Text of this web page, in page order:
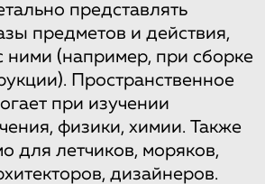
представлять
предметов и действия,
(например, при сборке
Пространственное
при изучении
физики, химии. Также
для летчиков, моряков,
дизайнеров.